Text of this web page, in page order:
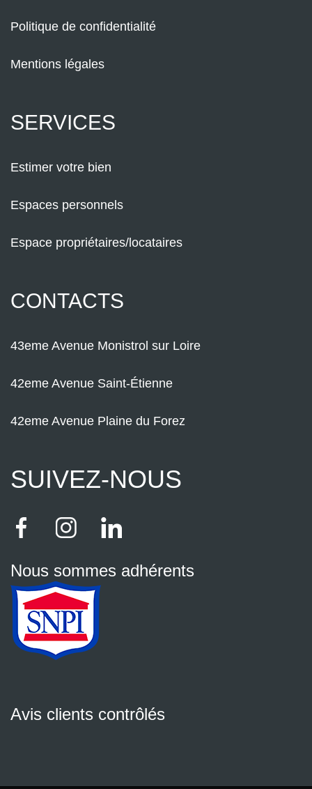
Politique de confidentialité
Mentions légales
SERVICES
Estimer votre bien
Espaces personnels
Espace propriétaires/locataires
CONTACTS
43eme Avenue Monistrol sur Loire
42eme Avenue Saint-Étienne
42eme Avenue Plaine du Forez
SUIVEZ-NOUS
Nous sommes adhérents
Avis clients contrôlés